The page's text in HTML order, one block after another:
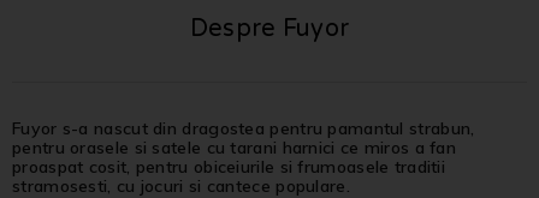
Despre Fuyor
Fuyor s-a nascut din dragostea pentru pamantul strabun,
pentru orasele si satele cu tarani harnici ce miros a fan
proaspat cosit, pentru obiceiurile si frumoasele traditii
stramosesti, cu jocuri si cantece populare.